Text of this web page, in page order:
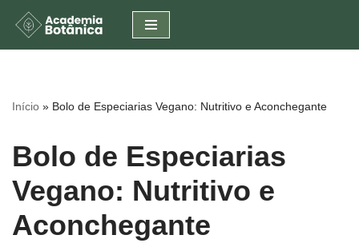
Pular
conteúdo
Início » Bolo de Especiarias Vegano: Nutritivo e Aconchegante
Bolo de Especiarias
Vegano: Nutritivo e
Aconchegante